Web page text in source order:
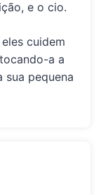
e o cio.
cuidem
a a
pequena